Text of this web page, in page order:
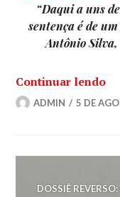
“Daqui a uns
sentença é de
Antônio Silva,
Continuar lendo
ADMIN 5 DE
DOSSIÊ